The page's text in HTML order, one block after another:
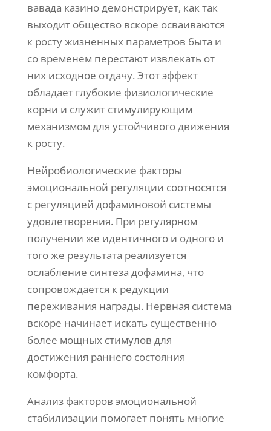
вавада казино демонстрирует, как так
выходит общество вскоре осваиваются
к росту жизненных параметров быта и
со временем перестают извлекать от
них исходное отдачу. Этот эффект
обладает глубокие физиологические
корни и служит стимулирующим
механизмом для устойчивого движения
к росту.
Нейробиологические факторы
эмоциональной регуляции соотносятся
с регуляцией дофаминовой системы
удовлетворения. При регулярном
получении же идентичного и одного и
того же результата реализуется
ослабление синтеза дофамина, что
сопровождается к редукции
переживания награды. Нервная система
вскоре начинает искать существенно
более мощных стимулов для
достижения раннего состояния
комфорта.
Анализ факторов эмоциональной
стабилизации помогает понять многие